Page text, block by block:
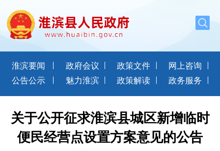
淮滨要闻 政府会议 政策文件
网上咨询
公告公示
魅力淮滨 政策解读 政务服务
关于公开征求淮滨县城区新增临时
便民经营点设置方案意见的公告